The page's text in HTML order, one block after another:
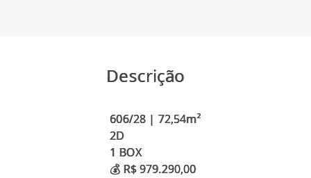
Descrição
606/28 | 72,54m²
2D
1 BOX
💰 R$ 979.290,00